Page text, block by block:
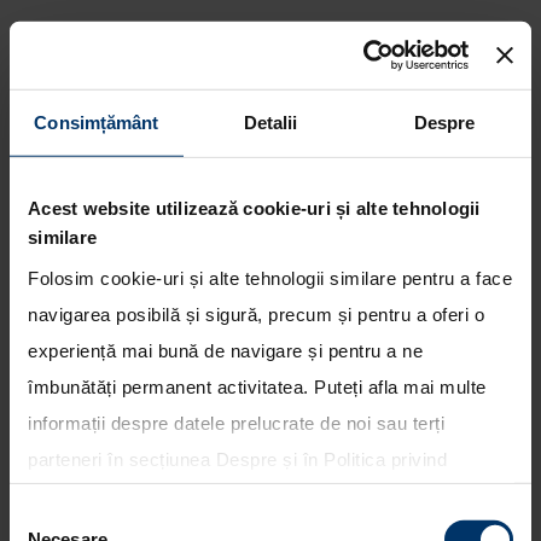
Consimțământ Detalii Despre
Acest website utilizează cookie-uri și alte tehnologii
similare
Folosim cookie-uri și alte tehnologii similare pentru a face
navigarea posibilă și sigură, precum și pentru a oferi o
experiență mai bună de navigare și pentru a ne
îmbunătăți permanent activitatea. Puteți afla mai multe
informații despre datele prelucrate de noi sau terți
parteneri în secțiunea Despre și în Politica privind
toate cookie-urile, una sau mai multe categorii sau să
Hyundai suplimenteaza flota de
autovehicule ix35 Fuel Cell
oferita companiei de taxi din
Franta